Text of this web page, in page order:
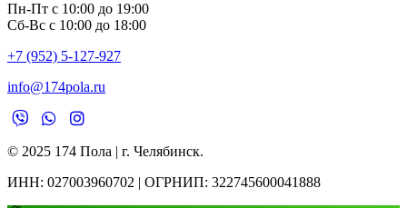
Пн-Пт с 10:00 до 19:00
Сб-Вс с 10:00 до 18:00
+7 (952) 5-127-927
info@174pola.ru
© 2025 174 Пола | г. Челябинск.
ИНН: 027003960702 | ОГРНИП: 322745600041888